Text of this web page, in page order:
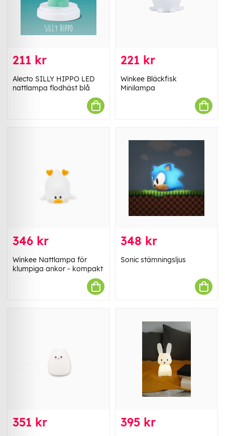
211 kr
Alecto SILLY HIPPO LED
nattlampa flodhäst blå
221 kr
Winkee Bläckfisk
Minilampa
346 kr
Winkee Nattlampa för
klumpiga ankor - kompakt
348 kr
Sonic stämningsljus
351 kr 395 kr